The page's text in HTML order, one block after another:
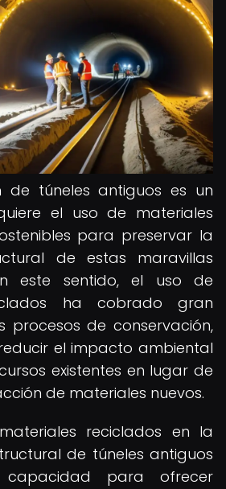
de túneles antiguos es un
el uso de materiales
para preservar la
de estas maravillas
este sentido, el uso de
ha cobrado gran
procesos de conservación,
el impacto ambiental
existentes en lugar de
de materiales nuevos.
reciclados en la
de túneles antiguos
para ofrecer